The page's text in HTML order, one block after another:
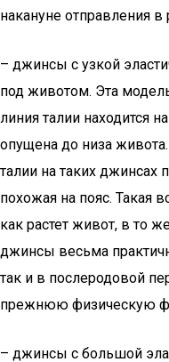
накануне отправления
– джинсы с узкой
под животом. Эта
линия талии находится
опущена до низа
талии на таких джинсах
похожая на пояс. Такая
как растет живот, в то
джинсы весьма
так и в послеродовой
прежнюю физическую
– джинсы с большой